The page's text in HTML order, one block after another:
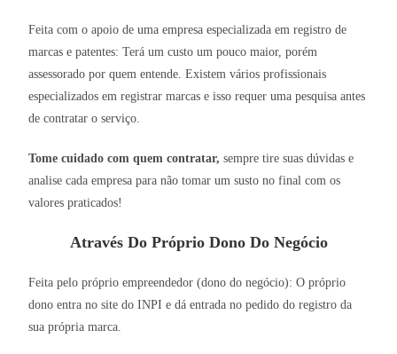
Feita com o apoio de uma empresa especializada em registro de
marcas e patentes: Terá um custo um pouco maior, porém
assessorado por quem entende. Existem vários profissionais
especializados em registrar marcas e isso requer uma pesquisa antes
de contratar o serviço.
Tome cuidado com quem contratar, sempre tire suas dúvidas e
analise cada empresa para não tomar um susto no final com os
valores praticados!
Através Do Próprio Dono Do Negócio
Feita pelo próprio empreendedor (dono do negócio): O próprio
dono entra no site do INPI e dá entrada no pedido do registro da
sua própria marca.